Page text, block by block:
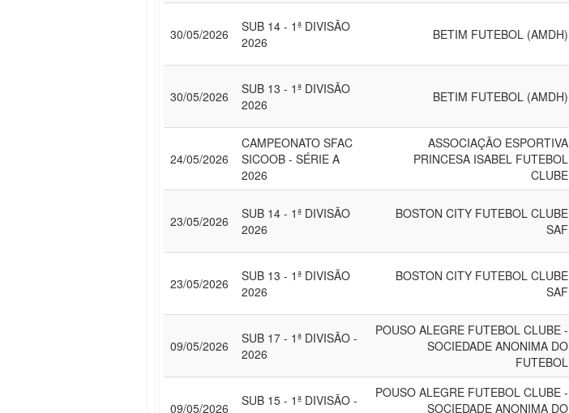
30/05/2026
SUB 14 - 1ª DIVISÃO
2026
BETIM FUTEBOL (AMDH)
30/05/2026
SUB 13 - 1ª DIVISÃO
2026
BETIM FUTEBOL (AMDH)
24/05/2026
CAMPEONATO SFAC
SICOOB - SÉRIE A
2026
ASSOCIAÇÃO ESPORTIVA
PRINCESA ISABEL FUTEBOL
CLUBE
23/05/2026
SUB 14 - 1ª DIVISÃO
2026
BOSTON CITY FUTEBOL CLUBE
SAF
23/05/2026
SUB 13 - 1ª DIVISÃO
2026
BOSTON CITY FUTEBOL CLUBE
SAF
09/05/2026
SUB 17 - 1ª DIVISÃO -
2026
POUSO ALEGRE FUTEBOL CLUBE -
SOCIEDADE ANONIMA DO
FUTEBOL
09/05/2026
SUB 15 - 1ª DIVISÃO -
POUSO ALEGRE FUTEBOL CLUBE -
SOCIEDADE ANONIMA DO